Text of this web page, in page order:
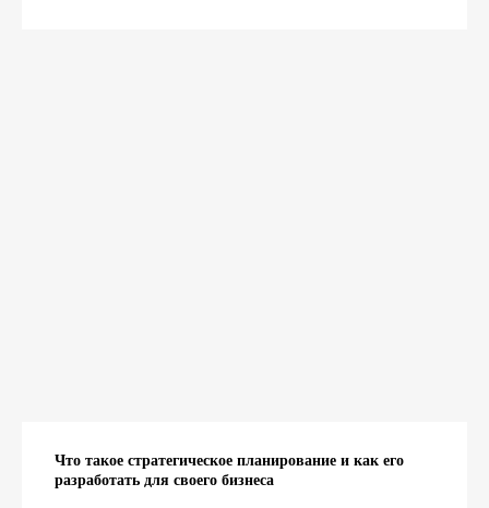
Что такое стратегическое планирование и как его
разработать для своего бизнеса